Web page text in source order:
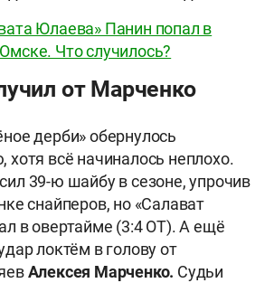
Юлаева» Панин попал в
Что случилось?
от Марченко
дерби» обернулось
хотя всё начиналось неплохо.
39-ю шайбу в сезоне, упрочив
снайперов, но «Салават
в овертайме (3:4 ОТ). А ещё
локтём в голову от
Алексея Марченко. Судьи